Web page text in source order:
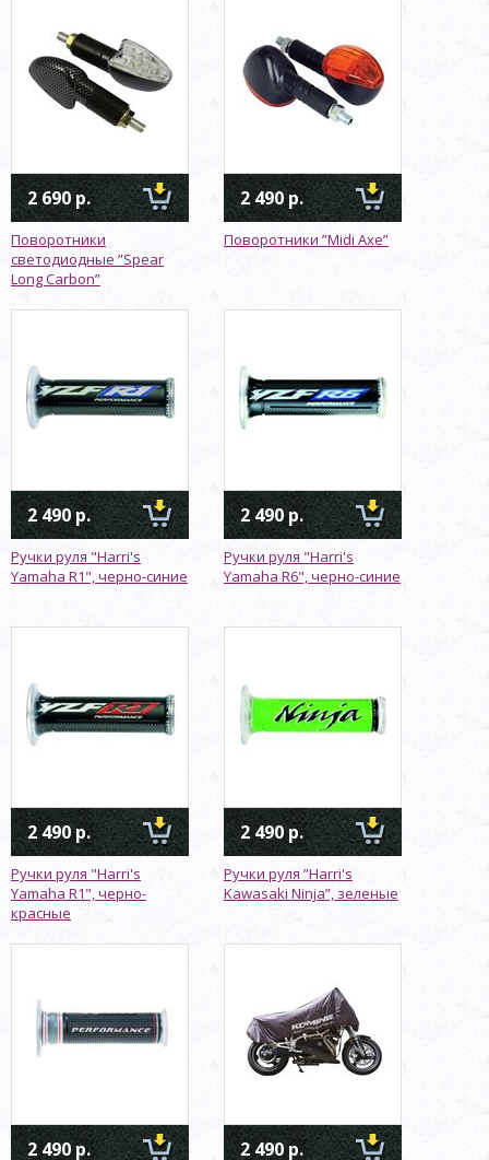
2 690 р.
Поворотники
светодиодные ”Spear
Long Carbon”
2 490 р.
Поворотники ”Midi Axe”
2 490 р.
Ручки руля "Harri's
Yamaha R1", черно-синие
2 490 р.
Ручки руля "Harri's
Yamaha R6", черно-синие
2 490 р.
Ручки руля "Harri's
Yamaha R1", черно-
красные
2 490 р.
Ручки руля ”Harri's
Kawasaki Ninja”, зеленые
2 490 р. 2 490 р.